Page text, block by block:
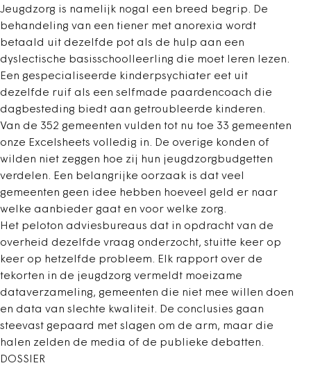
Jeugdzorg is namelijk nogal een breed begrip. De
behandeling van een tiener met anorexia wordt
betaald uit dezelfde pot als de hulp aan een
dyslectische basisschoolleerling die moet leren lezen.
Een gespecialiseerde kinderpsychiater eet uit
dezelfde ruif als een selfmade paardencoach die
dagbesteding biedt aan getroubleerde kinderen.
Van de 352 gemeenten vulden tot nu toe 33 gemeenten
onze Excelsheets volledig in. De overige konden of
wilden niet zeggen hoe zij hun jeugdzorgbudgetten
verdelen. Een belangrijke oorzaak is dat veel
gemeenten geen idee hebben hoeveel geld er naar
welke aanbieder gaat en voor welke zorg.
Het peloton adviesbureaus dat in opdracht van de
overheid dezelfde vraag onderzocht, stuitte keer op
keer op hetzelfde probleem. Elk rapport over de
tekorten in de jeugdzorg vermeldt moeizame
dataverzameling, gemeenten die niet mee willen doen
en data van slechte kwaliteit. De conclusies gaan
steevast gepaard met slagen om de arm, maar die
halen zelden de media of de publieke debatten.
DOSSIER